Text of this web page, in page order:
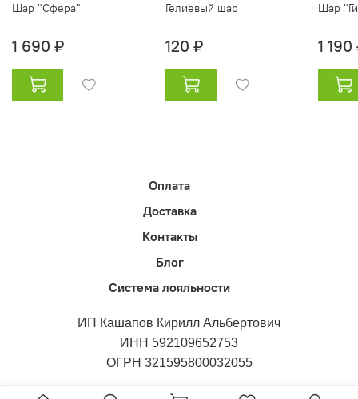
Шар "Сфера"
1 690 ₽
Гелиевый шар
120 ₽
Шар
1 190
Оплата
Доставка
Контакты
Блог
Система лояльности
ИП Кашапов Кирилл Альбертович
ИНН 592109652753
ОГРН 321595800032055